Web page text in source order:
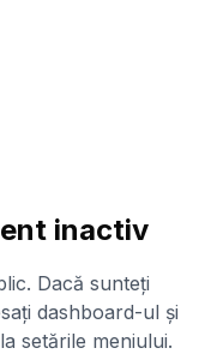
inactiv
Dacă sunteți
dashboard-ul și
setările meniului.